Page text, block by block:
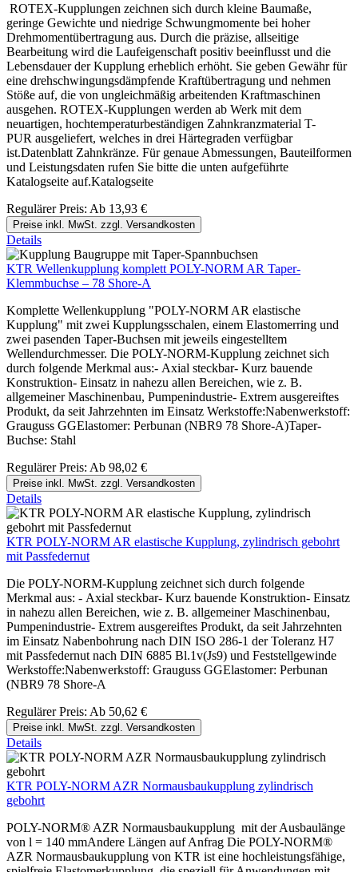
ROTEX-Kupplungen zeichnen sich durch kleine Baumaße,
geringe Gewichte und niedrige Schwungmomente bei hoher
Drehmomentübertragung aus. Durch die präzise, allseitige
Bearbeitung wird die Laufeigenschaft positiv beeinflusst und die
Lebensdauer der Kupplung erheblich erhöht. Sie geben Gewähr für
eine drehschwingungsdämpfende Kraftübertragung und nehmen
Stöße auf, die von ungleichmäßig arbeitenden Kraftmaschinen
ausgehen. ROTEX-Kupplungen werden ab Werk mit dem
neuartigen, hochtemperaturbeständigen Zahnkranzmaterial T-
PUR ausgeliefert, welches in drei Härtegraden verfügbar
ist.Datenblatt Zahnkränze. Für genaue Abmessungen, Bauteilformen
und Leistungsdaten rufen Sie bitte die unten aufgeführte
Katalogseite auf.Katalogseite
Regulärer Preis: Ab 13,93 €
Preise inkl. MwSt. zzgl. Versandkosten
Details
KTR Wellenkupplung komplett POLY-NORM AR Taper-
Klemmbuchse – 78 Shore-A
Komplette Wellenkupplung "POLY-NORM AR elastische
Kupplung" mit zwei Kupplungsschalen, einem Elastomerring und
zwei pasenden Taper-Buchsen mit jeweils eingestelltem
Wellendurchmesser. Die POLY-NORM-Kupplung zeichnet sich
durch folgende Merkmal aus:- Axial steckbar- Kurz bauende
Konstruktion- Einsatz in nahezu allen Bereichen, wie z. B.
allgemeiner Maschinenbau, Pumpenindustrie- Extrem ausgereiftes
Produkt, da seit Jahrzehnten im Einsatz Werkstoffe:Nabenwerkstoff:
Grauguss GGElastomer: Perbunan (NBR9 78 Shore-A)Taper-
Buchse: Stahl
Regulärer Preis: Ab 98,02 €
Preise inkl. MwSt. zzgl. Versandkosten
Details
KTR POLY-NORM AR elastische Kupplung, zylindrisch gebohrt
mit Passfedernut
Die POLY-NORM-Kupplung zeichnet sich durch folgende
Merkmal aus: - Axial steckbar- Kurz bauende Konstruktion- Einsatz
in nahezu allen Bereichen, wie z. B. allgemeiner Maschinenbau,
Pumpenindustrie- Extrem ausgereiftes Produkt, da seit Jahrzehnten
im Einsatz Nabenbohrung nach DIN ISO 286-1 der Toleranz H7
mit Passfedernut nach DIN 6885 Bl.1v(Js9) und Feststellgewinde
Werkstoffe:Nabenwerkstoff: Grauguss GGElastomer: Perbunan
(NBR9 78 Shore-A
Regulärer Preis: Ab 50,62 €
Preise inkl. MwSt. zzgl. Versandkosten
Details
KTR POLY-NORM AZR Normausbaukupplung zylindrisch
gebohrt
POLY-NORM® AZR Normausbaukupplung mit der Ausbaulänge
von l = 140 mmAndere Längen auf Anfrag Die POLY-NORM®
AZR Normausbaukupplung von KTR ist eine hochleistungsfähige,